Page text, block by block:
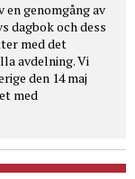
en genomgång av
dagbok och dess
med det
avdelning. Vi
den 14 maj
med